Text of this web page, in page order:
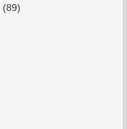
(89)